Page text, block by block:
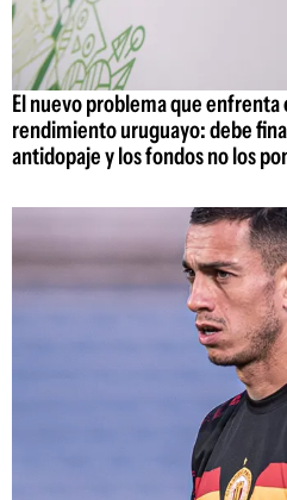
El nuevo problema que
rendimiento uruguayo: debe
antidopaje y los fondos no los